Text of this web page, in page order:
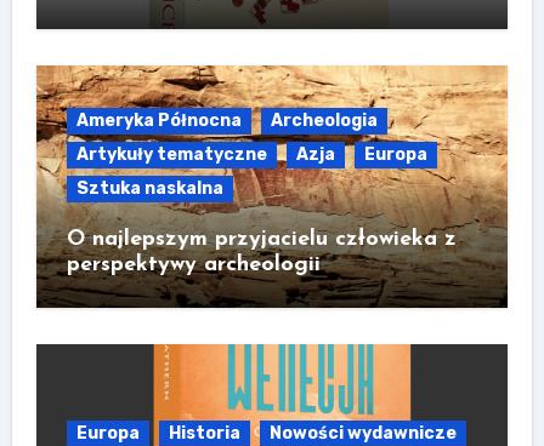
Ameryka Północna
Archeologia
Artykuły tematyczne
Azja
Europa
Sztuka naskalna
O najlepszym przyjacielu człowieka z
perspektywy archeologii
Europa Historia
Nowości wydawnicze